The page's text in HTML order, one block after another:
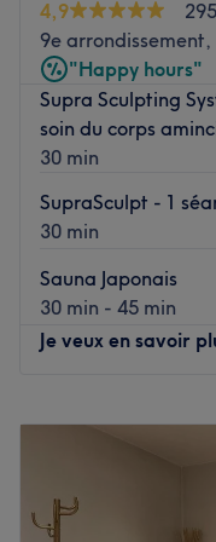
reconnecter avec soi-
Transports publics les
Les stations de
Peletier (desservies
se trouvent à moins
L'équipe :
Vous serez
professionnelle et
de ses clients, le
l'aise et satisfaits de
cocooning.
La spécialité de
Le petit plus :
'Yang
4,9
9e arrondissement,
"Happy hours"
Supra Sculpting
soin du corps
30 min
SupraSculpt - 1
30 min
Sauna Japonais
30 min - 45 min
Je veux en savoir
Jeudi
Vendredi